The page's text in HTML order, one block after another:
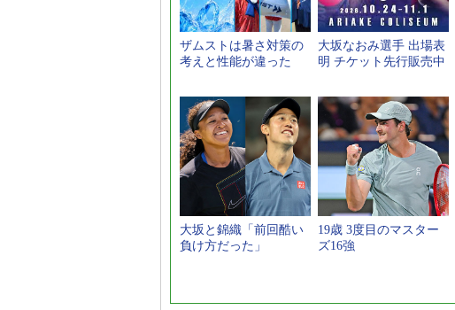
ザムストは暑さ対策の
考えと性能が違った
大坂なおみ選手 出場表
明 チケット先行販売中
大坂と錦織「前回酷い
負け方だった」
19歳 3度目のマスター
ズ16強